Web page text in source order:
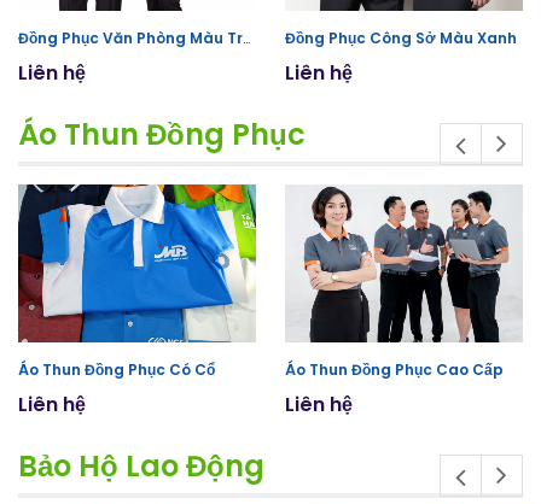
Đồng Phục Văn Phòng Màu Trắng
Liên hệ
Đồng Phục Công Sở Màu Xanh
Liên hệ
Áo Thun Đồng Phục
Áo Thun Đồng Phục Có Cổ
Liên hệ
Áo Thun Đồng Phục Cao Cấp
Liên hệ
Bảo Hộ Lao Động